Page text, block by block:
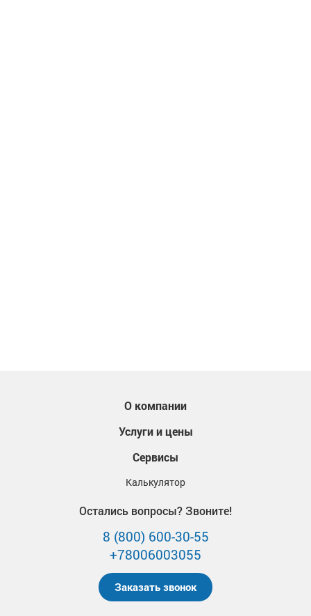
О компании
Услуги и цены
Сервисы
Калькулятор
Остались вопросы? Звоните!
8 (800) 600-30-55
+78006003055
Заказать звонок